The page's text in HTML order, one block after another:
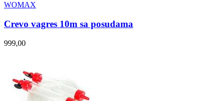
WOMAX
Crevo vagres 10m sa posudama
999,00